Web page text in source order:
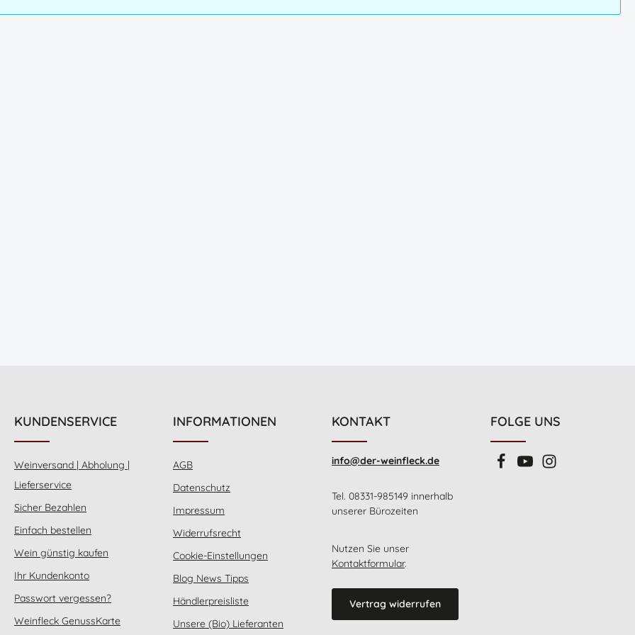
KUNDENSERVICE
Weinversand | Abholung |
Lieferservice
Sicher Bezahlen
Einfach bestellen
Wein günstig kaufen
Ihr Kundenkonto
Passwort vergessen?
Weinfleck GenussKarte
INFORMATIONEN
AGB
Datenschutz
Impressum
Widerrufsrecht
Cookie-Einstellungen
Blog News Tipps
Händlerpreisliste
Unsere (Bio) Lieferanten
KONTAKT
info@der-weinfleck.de
Tel. 08331-985149 innerhalb
unserer Bürozeiten
Nutzen Sie unser
Kontaktformular.
Vertrag widerrufen
FOLGE UNS